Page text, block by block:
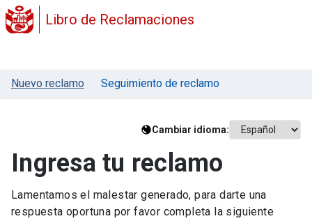
Libro de Reclamaciones
Nuevo reclamo Seguimiento de reclamo
Cambiar idioma:
Ingresa tu reclamo
Lamentamos el malestar generado, para darte una
respuesta oportuna por favor completa la siguiente